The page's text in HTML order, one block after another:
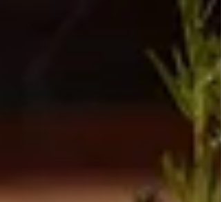
Brustkrebs, Depression und Diabetes Typ 2
beschrieben. Rückenschmerzen sind, wohl auc